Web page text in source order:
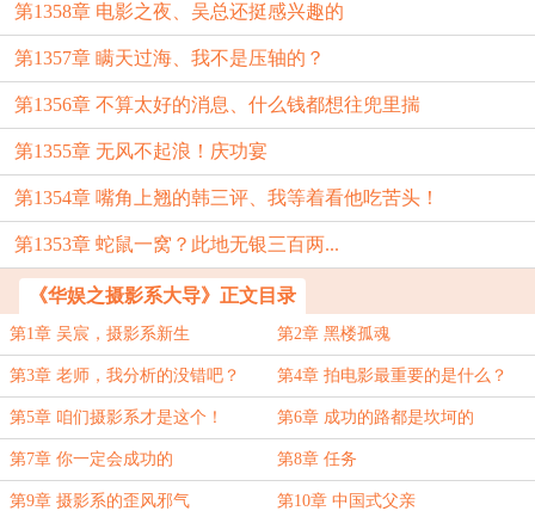
第1358章 电影之夜、吴总还挺感兴趣的
第1357章 瞒天过海、我不是压轴的？
第1356章 不算太好的消息、什么钱都想往兜里揣
第1355章 无风不起浪！庆功宴
第1354章 嘴角上翘的韩三评、我等着看他吃苦头！
第1353章 蛇鼠一窝？此地无银三百两...
《华娱之摄影系大导》正文目录
第1章 吴宸，摄影系新生 第2章 黑楼孤魂
第3章 老师，我分析的没错吧？ 第4章 拍电影最重要的是什么？
第5章 咱们摄影系才是这个！ 第6章 成功的路都是坎坷的
第7章 你一定会成功的 第8章 任务
第9章 摄影系的歪风邪气 第10章 中国式父亲